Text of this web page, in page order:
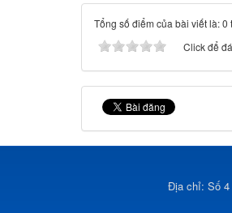
Tổng số điểm của bài viết là: 0
Click để
Địa chỉ: Số 4